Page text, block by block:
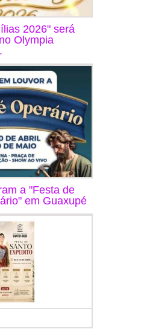
2026" será
Olympia
a "Festa de
em Guaxupé